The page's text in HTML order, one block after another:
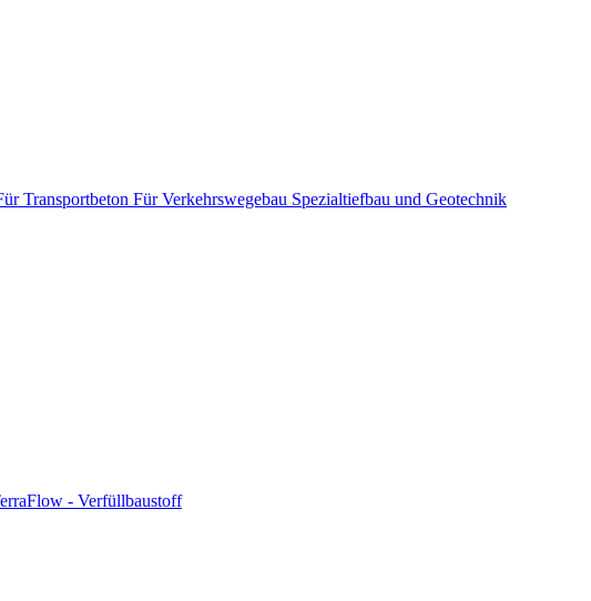
Transportbeton Für Verkehrswegebau Spezialtiefbau und Geotechnik
- Verfüllbaustoff